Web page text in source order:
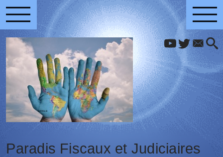
Paradis Fiscaux et Judiciaires